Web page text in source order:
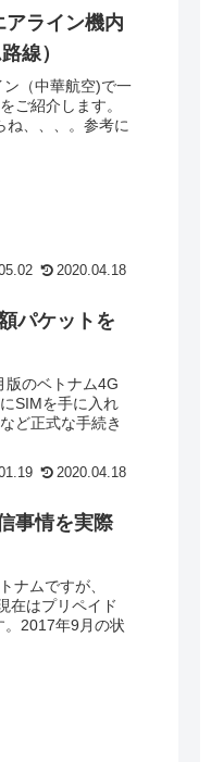
ライン機内
線）
（中華航空)で一
ご紹介します。
ね、、、。参考に
2020.04.18
パケットを
版のベトナム4G
SIMを手に入れ
ど正式な手続き
2020.04.18
事情を実際
ナムですが、
在はプリペイド
。2017年9月の状